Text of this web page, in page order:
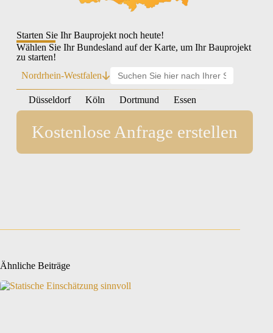
Starten Sie Ihr Bauprojekt noch heute!
Wählen Sie Ihr Bundesland auf der Karte, um Ihr Bauprojekt
zu starten!
Nordrhein-Westfalen
Düsseldorf Köln Dortmund Essen
Kostenlose Anfrage erstellen
Ähnliche Beiträge